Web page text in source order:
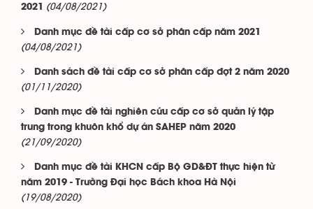
2021
(04/08/2021)
Danh mục đề tài cấp cơ sở phân cấp năm 2021
(04/08/2021)
Danh sách đề tài cấp cơ sở phân cấp đợt 2 năm 2020
(01/11/2020)
Danh mục đề tài nghiên cứu cấp cơ sở quản lý tập
trung trong khuôn khổ dự án SAHEP năm 2020
(21/09/2020)
Danh mục đề tài KHCN cấp Bộ GD&ĐT thực hiện từ
năm 2019 - Trường Đại học Bách khoa Hà Nội
(19/08/2020)